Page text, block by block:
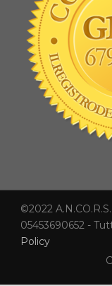
©2022
05453690652 -
Policy